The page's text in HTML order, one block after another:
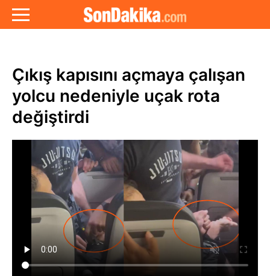
Çıkış kapısını açmaya çalışan
yolcu nedeniyle uçak rota
değiştirdi